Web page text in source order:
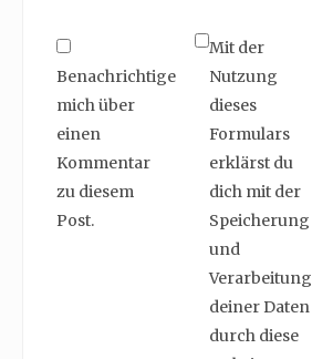
Benachrichtige
mich über
einen
Kommentar
zu diesem
Post.
Mit der
Nutzung
dieses
Formulars
erklärst du
dich mit der
Speicherung
und
Verarbeitung
deiner Daten
durch diese